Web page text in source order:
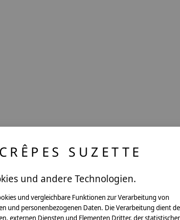
CRÊPES SUZETTE
und andere Technologien.
und vergleichbare Funktionen zur Verarbeitung von
und personenbezogenen Daten. Die Verarbeitung dient
externen Diensten und Elementen Dritter, der